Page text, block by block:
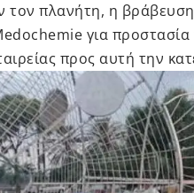
τον πλανήτη, η
για
προς αυτή την